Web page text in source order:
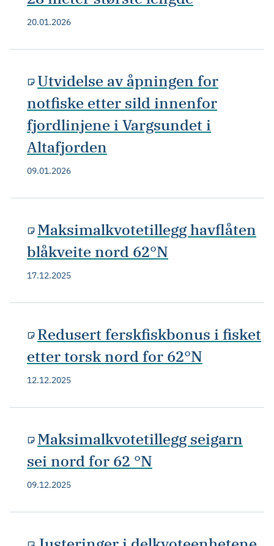
20.01.2026
Utvidelse av åpningen for
notfiske etter sild innenfor
fjordlinjene i Vargsundet i
Altafjorden
09.01.2026
Maksimalkvotetillegg havflåten
blåkveite nord 62°N
17.12.2025
Redusert ferskfiskbonus i fisket
etter torsk nord for 62°N
12.12.2025
Maksimalkvotetillegg seigarn
sei nord for 62 °N
09.12.2025